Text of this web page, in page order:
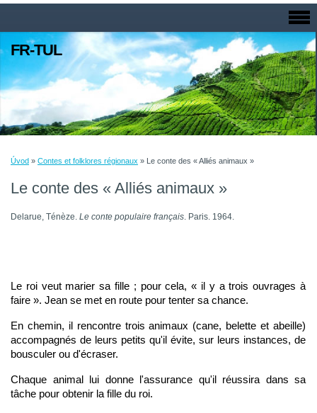
FR-TUL
Úvod » Contes et folklores régionaux » Le conte des « Alliés animaux »
Le conte des « Alliés animaux »
Delarue, Ténèze. Le conte populaire français. Paris. 1964.
Le roi veut marier sa fille ; pour cela, « il y a trois ouvrages à
faire ». Jean se met en route pour tenter sa chance.
En chemin, il rencontre trois animaux (cane, belette et abeille)
accompagnés de leurs petits qu'il évite, sur leurs instances, de
bousculer ou d'écraser.
Chaque animal lui donne l'assurance qu'il réussira dans sa
tâche pour obtenir la fille du roi.